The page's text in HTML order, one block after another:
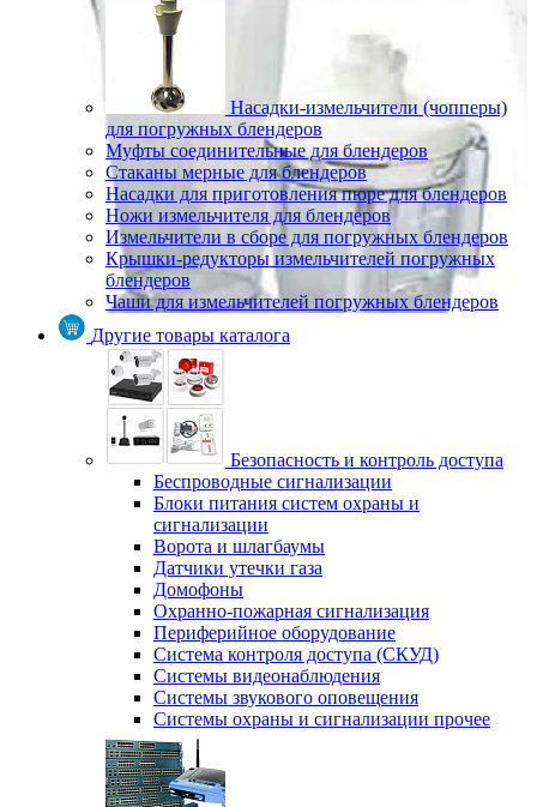
Насадки-измельчители (чопперы)
для погружных блендеров
Муфты соединительные для блендеров
Стаканы мерные для блендеров
Насадки для приготовления пюре для блендеров
Ножи измельчителя для блендеров
Измельчители в сборе для погружных блендеров
Крышки-редукторы измельчителей погружных
блендеров
Чаши для измельчителей погружных блендеров
Другие товары каталога
Безопасность и контроль доступа
Беспроводные сигнализации
Блоки питания систем охраны и
сигнализации
Ворота и шлагбаумы
Датчики утечки газа
Домофоны
Охранно-пожарная сигнализация
Периферийное оборудование
Система контроля доступа (СКУД)
Системы видеонаблюдения
Системы звукового оповещения
Системы охраны и сигнализации прочее